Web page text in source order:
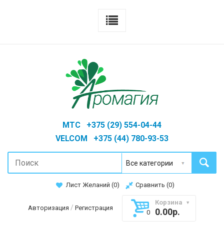
MTC +375 (29) 554-04-44
VELCOM +375 (44) 780-93-53
Лист Желаний (0) Сравнить (0)
Авторизация / Регистрация
Корзина
0
0.00р.